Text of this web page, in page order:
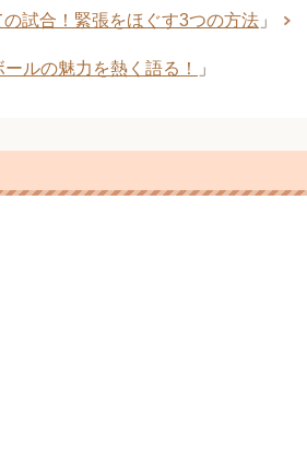
の試合！緊張をほぐす3つの方法 」
ルの魅力を熱く語る！ 」